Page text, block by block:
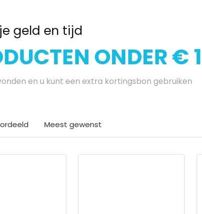
geld en tijd
ONDER €
en u kunt een extra kortingsbon gebruiken
Meest gewenst